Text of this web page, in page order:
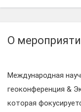
О
Международная
геоконференция &
которая